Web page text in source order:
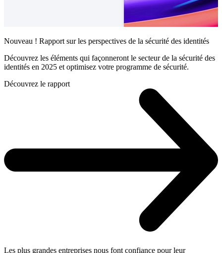
Nouveau ! Rapport sur les perspectives de la sécurité des identités
Découvrez les éléments qui façonneront le secteur de la sécurité des
identités en 2025 et optimisez votre programme de sécurité.
Découvrez le rapport
Les plus grandes entreprises nous font confiance pour leur